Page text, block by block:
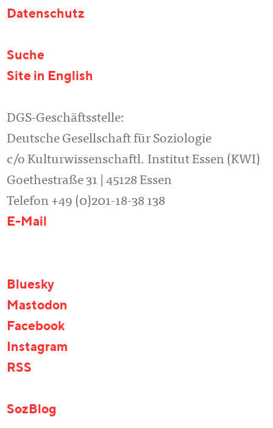
Datenschutz
Suche
Site in English
DGS-Geschäftsstelle:
Deutsche Gesellschaft für Soziologie
c/o Kulturwissenschaftl. Institut Essen (KWI)
Goethestraße 31 | 45128 Essen
Telefon +49 (0)201-18-38 138
E-Mail
Bluesky
Mastodon
Facebook
Instagram
RSS
SozBlog